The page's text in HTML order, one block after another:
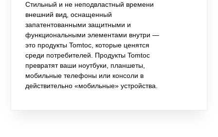
Стильный и не неподвластный времени
внешний вид, оснащенный
запатентованными защитными и
функциональными элементами внутри —
это продукты Tomtoc, которые ценятся
среди потребителей. Продукты Tomtoc
превратят ваши ноутбуки, планшеты,
мобильные телефоны или консоли в
действительно «мобильные» устройства.